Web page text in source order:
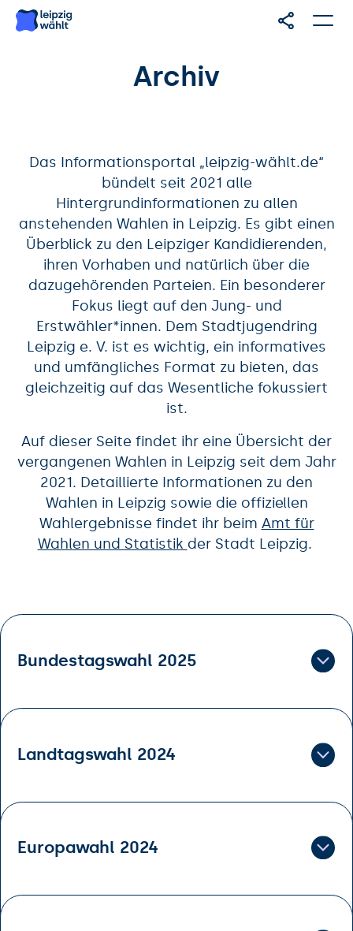
Archiv
Das Informationsportal „leipzig-wählt.de“
bündelt seit 2021 alle
Hintergrundinformationen zu allen
anstehenden Wahlen in Leipzig. Es gibt einen
Überblick zu den Leipziger Kandidierenden,
ihren Vorhaben und natürlich über die
dazugehörenden Parteien. Ein besonderer
Fokus liegt auf den Jung- und
Erstwähler*innen. Dem Stadtjugendring
Leipzig e. V. ist es wichtig, ein informatives
und umfängliches Format zu bieten, das
gleichzeitig auf das Wesentliche fokussiert
ist.
Auf dieser Seite findet ihr eine Übersicht der
vergangenen Wahlen in Leipzig seit dem Jahr
2021. Detaillierte Informationen zu den
Wahlen in Leipzig sowie die offiziellen
Wahlergebnisse findet ihr beim Amt für
Wahlen und Statistik der Stadt Leipzig.
Bundestagswahl 2025
Landtagswahl 2024
Europawahl 2024